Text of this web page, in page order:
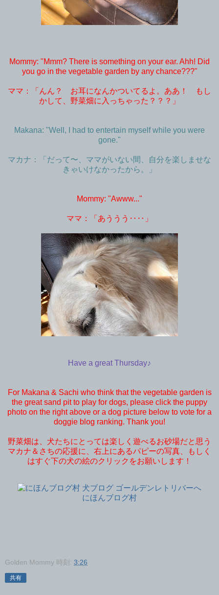
Mommy: "Mmm? There is something on your ear. Ahh! Did
you go in the vegetable garden by any chance???"
ママ：「んん？ お耳になんかついてるよ。ああ！ もし
かして、野菜畑に入っちゃった？？？」
Makana: "Well, I had to entertain myself while you were
gone."
マカナ：「だって〜、ママがいない間、自分を楽しませな
きゃいけなかったから。」
Mommy: "Awww..."
ママ：「あううう‥‥」
Have a great Thursday♪
For Makana & Sachi who think that the vegetable garden is
the great sand pit to play for dogs, please click the puppy
photo on the right above or a dog picture below to vote for a
doggie blog ranking. Thank you!
野菜畑は、犬たちにとっては楽しく遊べるお砂場だと思う
マカナ＆さちの応援に、右上にあるパピーの写真、もしく
はすぐ下の犬の絵のクリックをお願いします！
にほんブログ村
Golden Mommy 時刻: 3:26
共有